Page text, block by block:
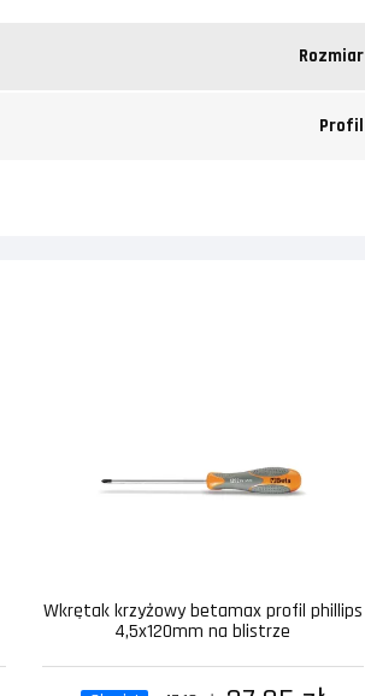
Rozmiar
Profil
Wkrętak krzyżowy betamax profil phillips
4,5x120mm na blistrze